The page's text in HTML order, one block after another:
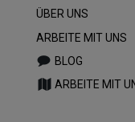
ÜBER UNS
ARBEITE MIT UNS
BLOG
ARBEITE MIT